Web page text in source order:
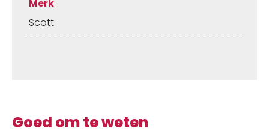
Merk
Scott
Goed om te weten